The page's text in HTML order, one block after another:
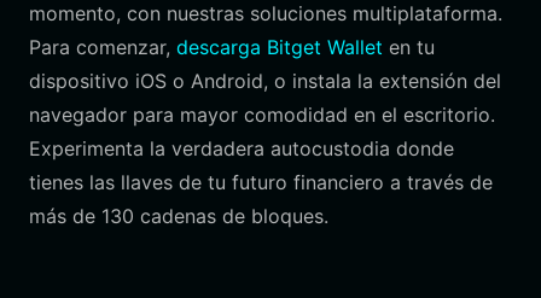
momento, con nuestras soluciones multiplataforma.
Para comenzar, descarga Bitget Wallet en tu
dispositivo iOS o Android, o instala la extensión del
navegador para mayor comodidad en el escritorio.
Experimenta la verdadera autocustodia donde
tienes las llaves de tu futuro financiero a través de
más de 130 cadenas de bloques.